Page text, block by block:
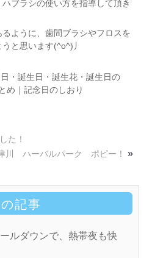
ブラシの使い方を指導して頂き
ように、歯間ブラシやフロスを
と思います(^o^)丿
た！
川 ハーバルパーク ポピー！
»
記事
ルダウンで、熱帯夜も快